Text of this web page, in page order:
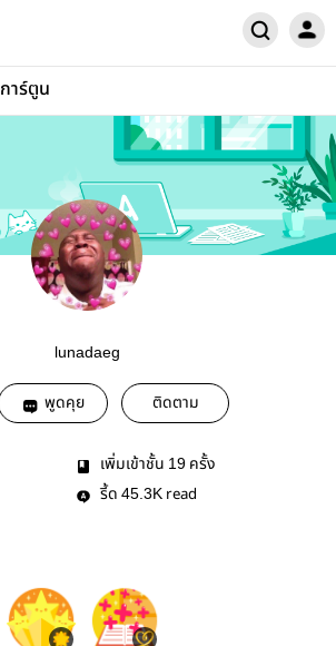
การ์ตูน
lunadaeg
พูดคุย ติดตาม
เพิ่มเข้าชั้น 19 ครั้ง
รี้ด 45.3K read